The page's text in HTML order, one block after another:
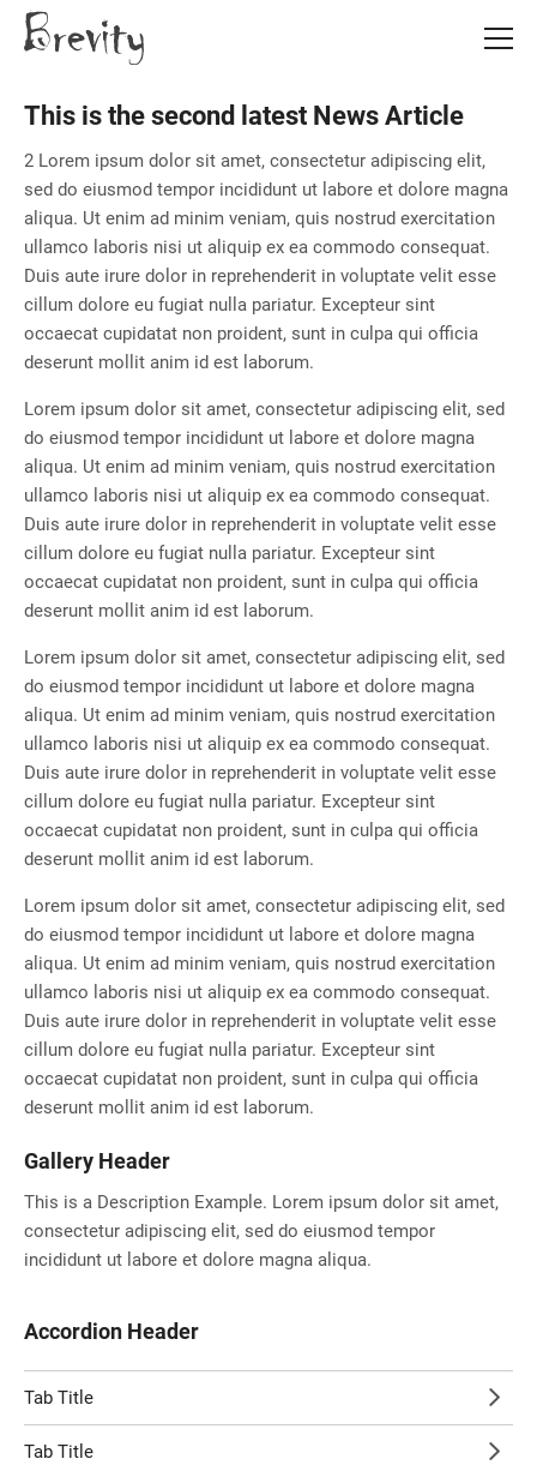
Skip
content
Skip
content
This is the second latest News Article
2 Lorem ipsum dolor sit amet, consectetur adipiscing elit,
sed do eiusmod tempor incididunt ut labore et dolore magna
aliqua. Ut enim ad minim veniam, quis nostrud exercitation
ullamco laboris nisi ut aliquip ex ea commodo consequat.
Duis aute irure dolor in reprehenderit in voluptate velit esse
cillum dolore eu fugiat nulla pariatur. Excepteur sint
occaecat cupidatat non proident, sunt in culpa qui officia
deserunt mollit anim id est laborum.
Lorem ipsum dolor sit amet, consectetur adipiscing elit, sed
do eiusmod tempor incididunt ut labore et dolore magna
aliqua. Ut enim ad minim veniam, quis nostrud exercitation
ullamco laboris nisi ut aliquip ex ea commodo consequat.
Duis aute irure dolor in reprehenderit in voluptate velit esse
cillum dolore eu fugiat nulla pariatur. Excepteur sint
occaecat cupidatat non proident, sunt in culpa qui officia
deserunt mollit anim id est laborum.
Lorem ipsum dolor sit amet, consectetur adipiscing elit, sed
do eiusmod tempor incididunt ut labore et dolore magna
aliqua. Ut enim ad minim veniam, quis nostrud exercitation
ullamco laboris nisi ut aliquip ex ea commodo consequat.
Duis aute irure dolor in reprehenderit in voluptate velit esse
cillum dolore eu fugiat nulla pariatur. Excepteur sint
occaecat cupidatat non proident, sunt in culpa qui officia
deserunt mollit anim id est laborum.
Lorem ipsum dolor sit amet, consectetur adipiscing elit, sed
do eiusmod tempor incididunt ut labore et dolore magna
aliqua. Ut enim ad minim veniam, quis nostrud exercitation
ullamco laboris nisi ut aliquip ex ea commodo consequat.
Duis aute irure dolor in reprehenderit in voluptate velit esse
cillum dolore eu fugiat nulla pariatur. Excepteur sint
occaecat cupidatat non proident, sunt in culpa qui officia
deserunt mollit anim id est laborum.
Gallery Header
This is a Description Example. Lorem ipsum dolor sit amet,
consectetur adipiscing elit, sed do eiusmod tempor
incididunt ut labore et dolore magna aliqua.
Accordion Header
Tab Title
Tab Title